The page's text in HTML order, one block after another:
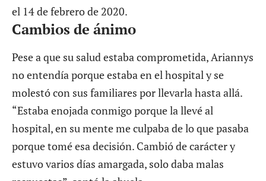
el 14 de febrero de 2020.
Cambios de ánimo
Pese a que su salud estaba comprometida, Ariannys
no entendía porque estaba en el hospital y se
molestó con sus familiares por llevarla hasta allá.
“Estaba enojada conmigo porque la llevé al
hospital, en su mente me culpaba de lo que pasaba
porque tomé esa decisión. Cambió de carácter y
estuvo varios días amargada, solo daba malas